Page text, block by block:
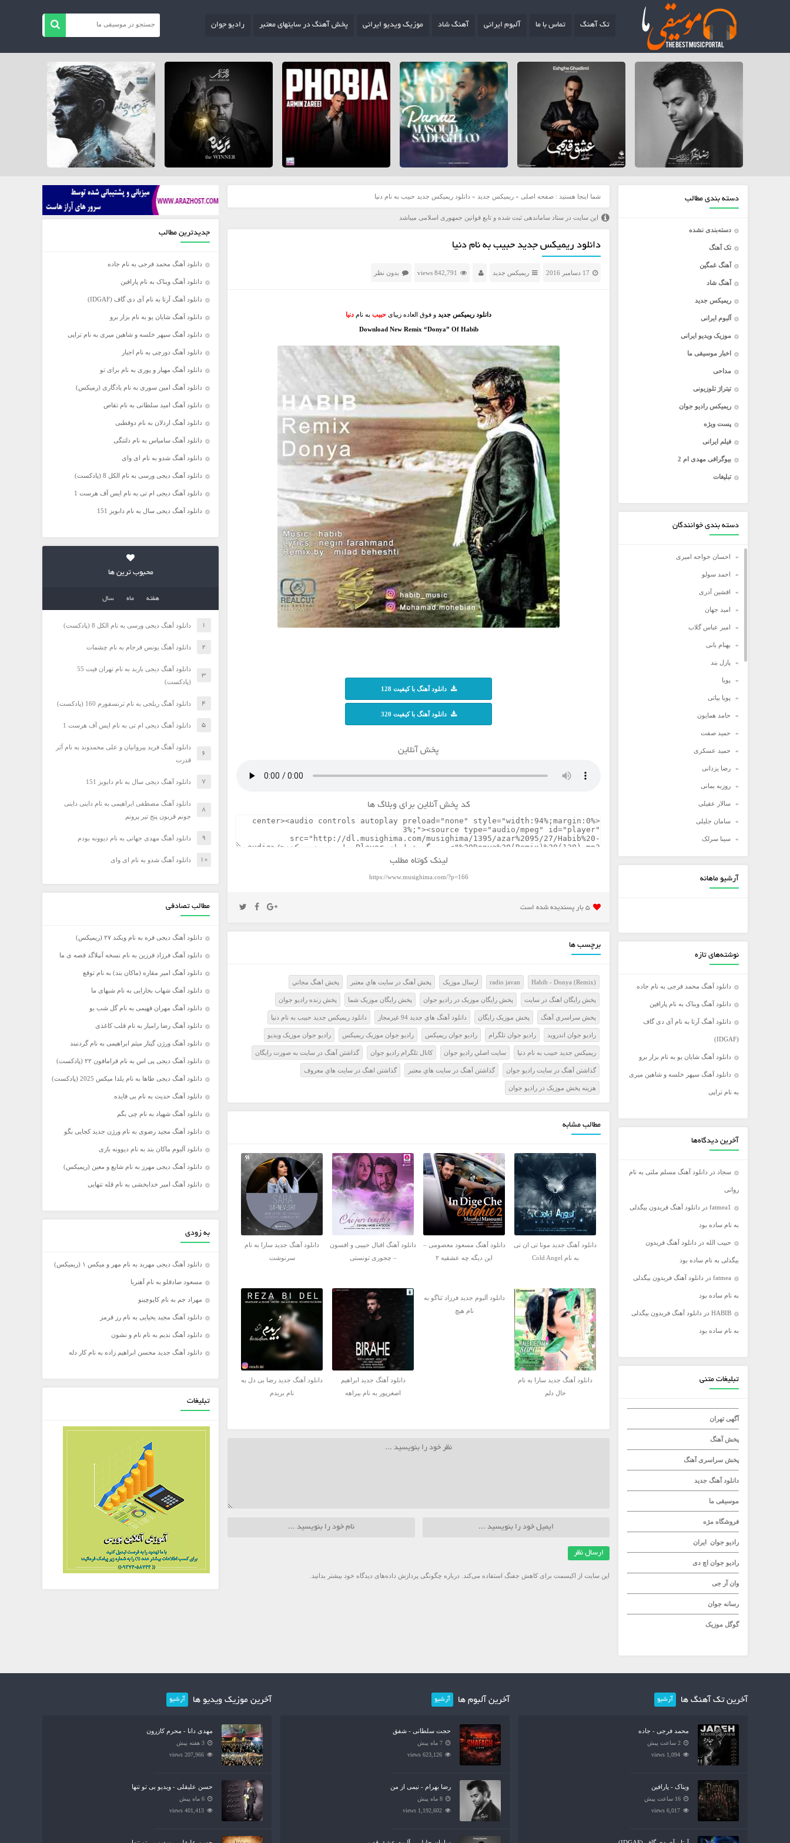
تک آهنگ تماس با ما آلبوم ایرانی آهنگ شاد موزیک ویدیو ایرانی پخش آهنگ در سایتهای معتبر رادیو جوان
دسته بندی مطالب
دسته‌بندی نشده
تک آهنگ
آهنگ غمگین
آهنگ شاد
ریمیکس جدید
آلبوم ایرانی
موزیک ویدیو ایرانی
اخبار موسیقی ما
مداحی
تیتراژ تلوزیونی
ریمیکس رادیو جوان
پست ویژه
فیلم ایرانی
بیوگرافی مهدی ام 2
تبلیغات
دسته بندی خوانندگان
احسان خواجه امیری
احمد سولو
افشین آدری
امید جهان
امیر عباس گلاب
بهنام بانی
پازل بند
پویا
پویا بیاتی
حامد همایون
حمید صفت
حمید عسکری
رضا یزدانی
روزبه بمانی
سالار عقیلی
سامان جلیلی
سینا سرلک
شادمهر عقیلی
مجید اخشابی
مجید خراطها
محسن چاووشی
محسن یگانه
محمد رضا گلزار
محمد علیزاده
مرتضی اشرفی
مرتضی سرمدی
مهدی جهانی
مهدی یغمایی
میثم ابراهیمی
میلاد راستاد
آرشیو ماهانه
نوشته‌های تازه
دانلود آهنگ محمد فرجی به نام جاده
دانلود آهنگ ویناک به نام پارافین
دانلود آهنگ آرتا به نام آی دی گاف
(IDGAF)
دانلود آهنگ شایان یو به نام بزار برو
دانلود آهنگ سپهر خلسه و شاهین میری
به نام تراپی
آخرین دیدگاه‌ها
سجاد در دانلود آهنگ مسلم ملتی به نام
روانی
fatmea1 در دانلود آهنگ فریدون بیگدلی
به نام ساده بود
حبیب الله در دانلود آهنگ فریدون
بیگدلی به نام ساده بود
fatmea در دانلود آهنگ فریدون بیگدلی
به نام ساده بود
HABIB در دانلود آهنگ فریدون بیگدلی
به نام ساده بود
تبلیغات متنی
آگهی تهران
پخش آهنگ
پخش سراسری آهنگ
دانلود آهنگ جدید
موسیقی ما
فروشگاه مژه
رادیو جوان ایران
رادیو جوان اچ دی
وان آر جی
رسانه جوان
گوگل موزیک
شما اینجا هستید : صفحه اصلی » ریمیکس جدید » دانلود ریمیکس جدید حبیب به نام دنیا
این سایت در ستاد ساماندهی ثبت شده و تابع قوانین جمهوری اسلامی میباشد
دانلود ریمیکس جدید حبیب به نام دنیا
17 دسامبر 2016 ریمیکس جدید 842,791 views بدون نظر
دانلود ریمیکس جدید و فوق العاده زیبای حبیب به نام دنیا
Download New Remix “Donya” Of Habib
دانلود آهنگ با کیفیت 128
دانلود آهنگ با کیفیت 320
پخش آنلاین
کد پخش آنلاین برای وبلاگ ها
لینک کوتاه مطلب
https://www.musighima.com/?p=166
5 بار پسنديده شده است
برچسب ها
Habib - Donya (Remix)
radio javan ارسال موزيک پخش آهنگ در سايت هاي معتبر پخش اهنگ مجاني
پخش رايگان اهنگ در سايت پخش رايگان موزيک در راديو جوان پخش رايگان موزيک شما پخش زنده راديو جوان
پخش سراسري آهنگ پخش موزيک رايگان دانلود آهنگ هاي جديد 94 غيرمجاز دانلود ریمیکس جدید حبیب به نام دنیا
راديو جوان اندرويد راديو جوان تلگرام راديو جوان ريميکس راديو جوان موزيک ريميکس راديو جوان موزيک ويديو
ریمیکس جدید حبیب به نام دنیا سايت اصلي راديو جوان کانال تلگرام راديو جوان گذاشتن آهنگ در سايت به صورت رايگان
گذاشتن آهنگ در سايت راديو جوان گذاشتن آهنگ در سايت هاي معتبر گذاشتن اهنگ در سايت هاي معروف
هزينه پخش موزيک در راديو جوان
مطالب مشابه
دانلود آهنگ جدید مونا تی ان تی
به نام Cold Angel
دانلود آهنگ مسعود معصومی –
این دیگه چه عشقیه ۲
دانلود آهنگ اقبال حبیبی و افسون
– چجوری تونستی
دانلود آهنگ جدید سارا به نام
سرنوشت
دانلود آهنگ جدید سارا به نام
حال دلم
دانلود آلبوم جدید فرزاد ثناگو به
نام هیچ
دانلود آهنگ جدید ابراهیم
اصغرپور به نام بیراهه
دانلود آهنگ جدید رضا بی دل به
نام بریدم
این سایت از اکیسمت برای کاهش جفنگ استفاده می‌کند. درباره چگونگی پردازش داده‌های دیدگاه خود بیشتر بدانید.
جدیدترین مطالب
دانلود آهنگ محمد فرجی به نام جاده
دانلود آهنگ ویناک به نام پارافین
دانلود آهنگ آرتا به نام آی دی گاف (IDGAF)
دانلود آهنگ شایان یو به نام بزار برو
دانلود آهنگ سپهر خلسه و شاهین میری به نام تراپی
دانلود آهنگ دورچی به نام اجبار
دانلود آهنگ مهیار و پوری به نام برای تو
دانلود آهنگ امین سوری به نام یادگاری (رمیکس)
دانلود آهنگ امید سلطانی به نام تقاص
دانلود آهنگ اردلان به نام دوقطبی
دانلود آهنگ سامیاس به نام دلتنگی
دانلود آهنگ شدو به نام ای وای
دانلود آهنگ دیجی ورسی به نام الکل 8 (پادکست)
دانلود آهنگ دیجی ام تی به نام ایس آف هرست 1
دانلود آهنگ دیجی سال به نام دابویز 151
محبوب ترین ها
هفته ماه سال
دانلود آهنگ دیجی ورسی به نام الکل 8 (پادکست)
دانلود آهنگ یونس فرجام به نام چشمات
دانلود آهنگ دیجی باربد به نام تهران فیت 55
(پادکست)
دانلود آهنگ ریلجی به نام ترنسفورم 160 (پادکست)
دانلود آهنگ دیجی ام تی به نام ایس آف هرست 1
دانلود آهنگ فرید پیروانیان و علی محمدوند به نام اَبَر
قدرت
دانلود آهنگ دیجی سال به نام دابویز 151
دانلود آهنگ مصطفی ابراهیمی به نام داینی داینی
جونم قربون پنج تیر پرونم
دانلود آهنگ مهدی جهانی به نام دیوونه بودم
دانلود آهنگ شدو به نام ای وای
مطالب تصادفی
دانلود آهنگ دیجی فره به نام ویکند ۲۷ (ریمیکس)
دانلود آهنگ فرزاد فرزین به نام نسخه آنپلاگد قصه ی ما
دانلود آهنگ امیر مقاره (ماکان بند) به نام توقع
دانلود آهنگ شهاب بخارایی به نام شبهای ما
دانلود آهنگ مهران فهیمی به نام گل شب بو
دانلود آهنگ رضا رامیار به نام قلب کاغذی
دانلود آهنگ ورژن گیتار میثم ابراهیمی به نام گردنبند
دانلود آهنگ دیجی پی اس به نام قرامافون ۲۲ (پادکست)
دانلود آهنگ دیجی طاها به نام یلدا میکس 2025 (پادکست)
دانلود آهنگ حدیث به نام بی فایده
دانلود آهنگ شهیاد به نام چی بگم
دانلود آهنگ مجید رضوی به نام ورژن جدید کجایی بگو
دانلود آلبوم ماکان بند به نام دیوونه بازی
دانلود آهنگ دیجی مهرز به نام شایع و معین (ریمیکس)
دانلود آهنگ امیر خدابخشی به نام قله تنهایی
به زودی
دانلود آهنگ دیجی مهربد به نام مهر و میکس ۱ (ریمیکس)
مسعود صادقلو به نام آهنربا
مهراد جم به نام کاپوچینو
دانلود آهنگ مجید یحیایی به نام رز قرمز
دانلود آهنگ ندیم به نام نام و نشون
دانلود آهنگ جدید محسن ابراهیم زاده به نام کار دله
تبلیغات
آخرین تک آهنگ ها آرشیو
محمد فرجی - جاده
2 ساعت پیش
1,094 views
ویناک - پارافین
16 ساعت پیش
6,017 views
آخرین آلبوم ها آرشیو
حجت سلطانی - شفق
7 ماه پیش
623,126 views
رضا بهرام - نیمی از من
8 ماه پیش
1,192,602 views
آخرین موزیک ویدیو ها آرشیو
مهدی دانا - محرم کازرون
3 هفته پیش
207,966 views
حسن علیقلی - ویدیو بی تو تنها
6 ماه پیش
401,413 views